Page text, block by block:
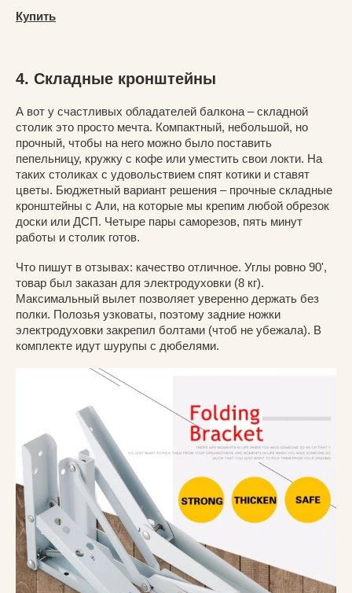
Купить
4. Складные кронштейны
А вот у счастливых обладателей балкона – складной
столик это просто мечта. Компактный, небольшой, но
прочный, чтобы на него можно было поставить
пепельницу, кружку с кофе или уместить свои локти. На
таких столиках с удовольствием спят котики и ставят
цветы. Бюджетный вариант решения – прочные складные
кронштейны с Али, на которые мы крепим любой обрезок
доски или ДСП. Четыре пары саморезов, пять минут
работы и столик готов.
Что пишут в отзывах: качество отличное. Углы ровно 90',
товар был заказан для электродуховки (8 кг).
Максимальный вылет позволяет уверенно держать без
полки. Полозья узковаты, поэтому задние ножки
электродуховки закрепил болтами (чтоб не убежала). В
комплекте идут шурупы с дюбелями.